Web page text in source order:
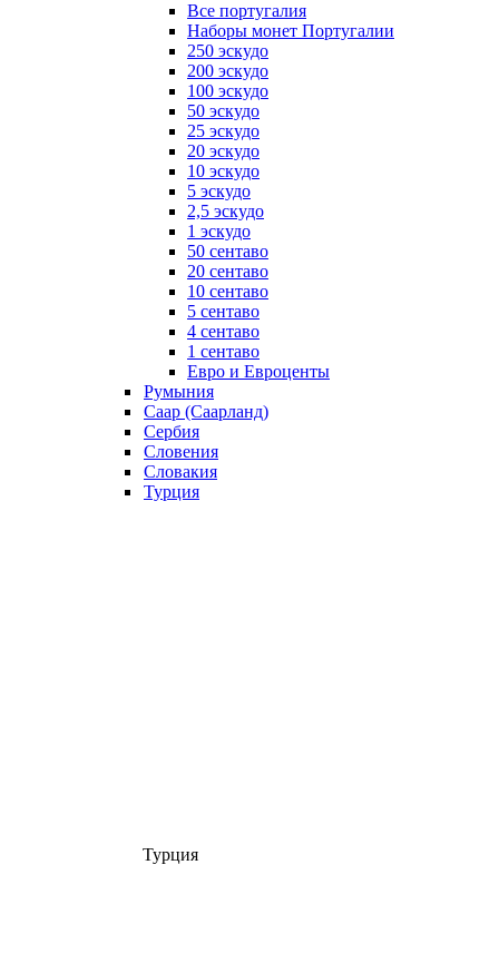
Все португалия
Наборы монет Португалии
250 эскудо
200 эскудо
100 эскудо
50 эскудо
25 эскудо
20 эскудо
10 эскудо
5 эскудо
2,5 эскудо
1 эскудо
50 сентаво
20 сентаво
10 сентаво
5 сентаво
4 сентаво
1 сентаво
Евро и Евроценты
Румыния
Саар (Саарланд)
Сербия
Словения
Словакия
Турция
Турция